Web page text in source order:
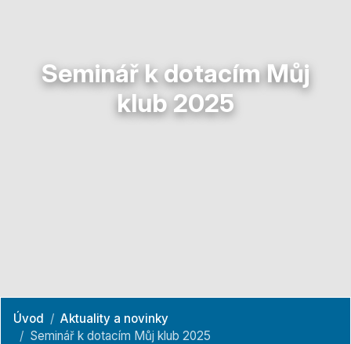
Seminář k dotacím Můj
klub 2025
Úvod
Aktuality a novinky
Seminář k dotacím Můj klub 2025